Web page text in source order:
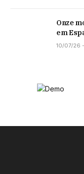
Onze
em
10/07/26 -